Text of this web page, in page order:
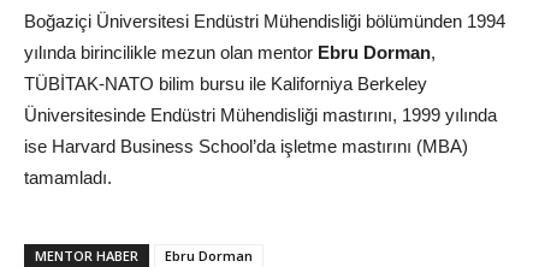
Boğaziçi Üniversitesi Endüstri Mühendisliği bölümünden 1994
yılında birincilikle mezun olan mentor Ebru Dorman,
TÜBİTAK-NATO bilim bursu ile Kaliforniya Berkeley
Üniversitesinde Endüstri Mühendisliği mastırını, 1999 yılında
ise Harvard Business School’da işletme mastırını (MBA)
tamamladı.
MENTOR HABER Ebru Dorman